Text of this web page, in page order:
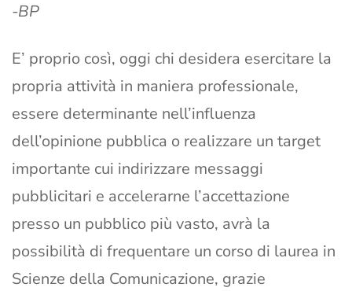
-BP
E’ proprio così, oggi chi desidera esercitare la
propria attività in maniera professionale,
essere determinante nell’influenza
dell’opinione pubblica o realizzare un target
importante cui indirizzare messaggi
pubblicitari e accelerarne l’accettazione
presso un pubblico più vasto, avrà la
possibilità di frequentare un corso di laurea in
Scienze della Comunicazione, grazie